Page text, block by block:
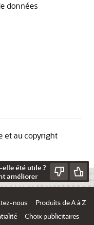
données
et au copyright
été utile ?
améliorer
nous
Produits de A à Z
Choix publicitaires